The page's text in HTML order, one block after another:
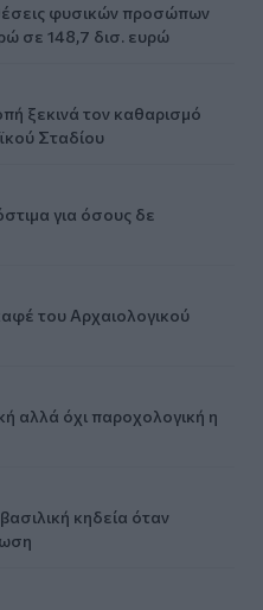
φυσικών προσώπων
σε 148,7 δισ. ευρώ
ξεκινά τον καθαρισμό
Σταδίου
για όσους δε
του Αρχαιολογικού
αλλά όχι παροχολογική η
κηδεία όταν